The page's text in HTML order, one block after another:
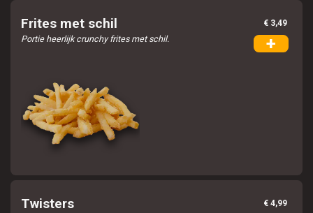
Frites met schil
Portie heerlijk crunchy frites met schil.
€ 3,49
+
Twisters € 4,99